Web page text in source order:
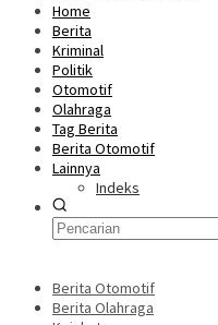
Home
Berita
Kriminal
Politik
Otomotif
Olahraga
Tag Berita
Berita Otomotif
Lainnya
Indeks
Berita Otomotif
Berita Olahraga